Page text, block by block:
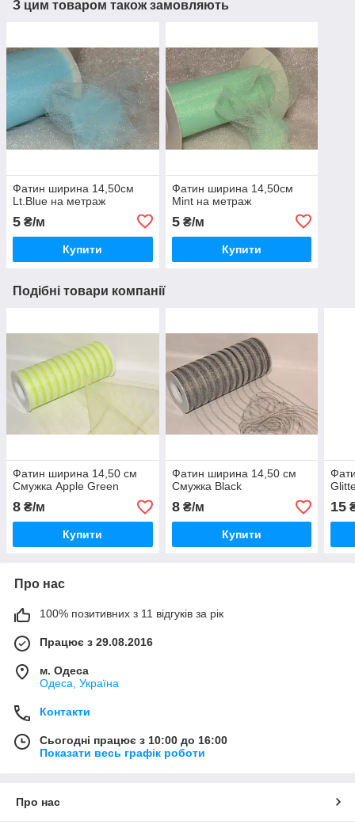
З цим товаром також замовляють
Фатин ширина 14,50см
Lt.Blue на метраж
5 ₴/м
Купити
Фатин ширина 14,50см
Mint на метраж
5₴/м
Купити
Подібні товари компанії
Фатин ширина 14,50 см
Смужка Apple Green
8 ₴/м
Купити
Фатин ширина 14,50 см
Смужка Black
8₴/м
Купити
15
Про нас
100% позитивних з 11 відгуків за рік
Працює з 29.08.2016
м. Одеса
Одеса, Україна
Контакти
Сьогодні працює з 10:00 до 16:00
Показати весь графік роботи
Про нас